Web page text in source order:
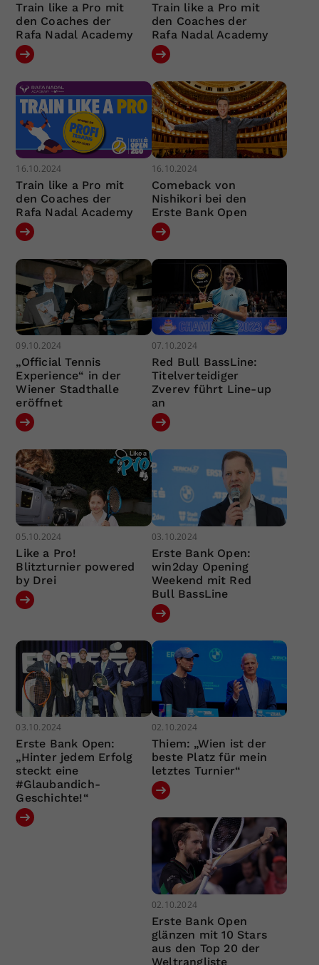
Train like a Pro mit
den Coaches der
Rafa Nadal Academy
Train like a Pro mit
den Coaches der
Rafa Nadal Academy
16.10.2024
Train like a Pro mit
den Coaches der
Rafa Nadal Academy
16.10.2024
Comeback von
Nishikori bei den
Erste Bank Open
09.10.2024
„Official Tennis
Experience“ in der
Wiener Stadthalle
eröffnet
07.10.2024
Red Bull BassLine:
Titelverteidiger
Zverev führt Line-up
an
05.10.2024
Like a Pro!
Blitzturnier powered
by Drei
03.10.2024
Erste Bank Open:
win2day Opening
Weekend mit Red
Bull BassLine
03.10.2024
Erste Bank Open:
„Hinter jedem Erfolg
steckt eine
#Glaubandich-
Geschichte!“
02.10.2024
Thiem: „Wien ist der
beste Platz für mein
letztes Turnier“
02.10.2024
Erste Bank Open
glänzen mit 10 Stars
aus den Top 20 der
Weltrangliste